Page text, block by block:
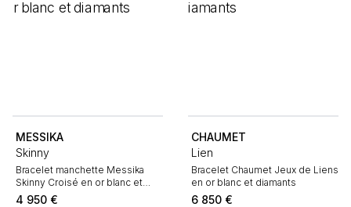
MESSIKA
Skinny
Bracelet manchette Messika
Skinny Croisé en or blanc et
diamants
4 950 €
CHAUMET
Lien
Bracelet Chaumet Jeux de Liens
en or blanc et diamants
6 850 €